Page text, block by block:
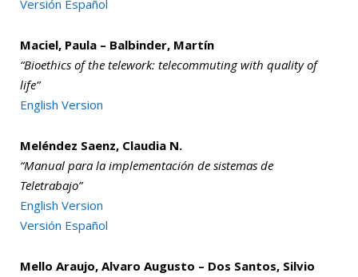
Versión Español
Maciel, Paula – Balbinder, Martín
“Bioethics of the telework: telecommuting with quality of
life”
English Version
Meléndez Saenz, Claudia N.
“Manual para la implementación de sistemas de
Teletrabajo”
English Version
Versión Español
Mello Araujo, Alvaro Augusto – Dos Santos, Silvio